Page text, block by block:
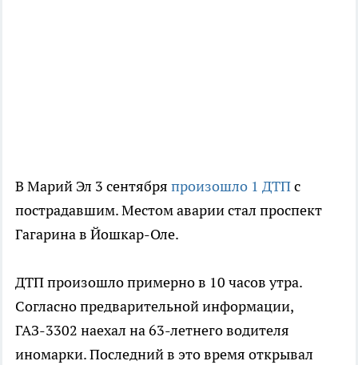
В Марий Эл 3 сентября произошло 1 ДТПс
пострадавшим. Местом аварии стал проспект
Гагарина в Йошкар-Оле.
ДТП произошло примерно в 10 часов утра.
Согласно предварительной информации,
ГАЗ-3302 наехал на 63-летнего водителя
иномарки. Последний в это время открывал